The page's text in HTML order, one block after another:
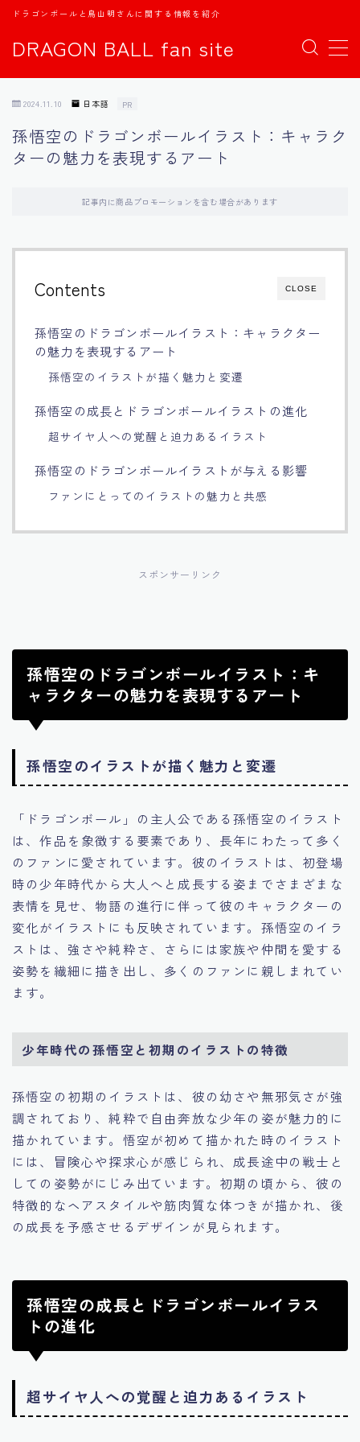
DRAGON BALL fan site
ドラゴンボールと鳥山明さんに関する情報を紹介
MENU
日本語
中文
Español
اللغة العربية
Français
Bahasa Indonesia
Português
2024.11.10 日本語 PR
孫悟空のドラゴンボールイラスト：キャラク
ターの魅力を表現するアート
記事内に商品プロモーションを含む場合があります
CLOSE
Contents
孫悟空のドラゴンボールイラスト：キャラクター
の魅力を表現するアート
孫悟空のイラストが描く魅力と変遷
孫悟空の成長とドラゴンボールイラストの進化
超サイヤ人への覚醒と迫力あるイラスト
孫悟空のドラゴンボールイラストが与える影響
ファンにとってのイラストの魅力と共感
スポンサーリンク
孫悟空のドラゴンボールイラスト：キ
ャラクターの魅力を表現するアート
孫悟空のイラストが描く魅力と変遷
「ドラゴンボール」の主人公である孫悟空のイラスト
は、作品を象徴する要素であり、長年にわたって多く
のファンに愛されています。彼のイラストは、初登場
時の少年時代から大人へと成長する姿までさまざまな
表情を見せ、物語の進行に伴って彼のキャラクターの
変化がイラストにも反映されています。孫悟空のイラ
ストは、強さや純粋さ、さらには家族や仲間を愛する
姿勢を繊細に描き出し、多くのファンに親しまれてい
ます。
少年時代の孫悟空と初期のイラストの特徴
孫悟空の初期のイラストは、彼の幼さや無邪気さが強
調されており、純粋で自由奔放な少年の姿が魅力的に
描かれています。悟空が初めて描かれた時のイラスト
には、冒険心や探求心が感じられ、成長途中の戦士と
しての姿勢がにじみ出ています。初期の頃から、彼の
特徴的なヘアスタイルや筋肉質な体つきが描かれ、後
の成長を予感させるデザインが見られます。
孫悟空の成長とドラゴンボールイラス
トの進化
超サイヤ人への覚醒と迫力あるイラスト